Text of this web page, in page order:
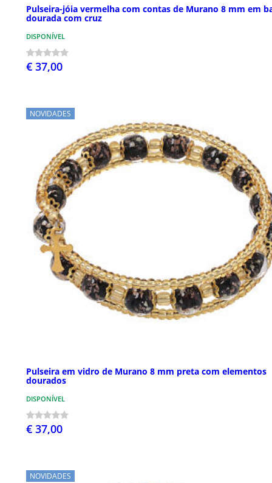
Pulseira-jóia vermelha com contas de Murano 8 mm em
dourada com cruz
DISPONÍVEL
€ 37,00
NOVIDADES
Pulseira em vidro de Murano 8 mm preta com elementos
dourados
DISPONÍVEL
€ 37,00
NOVIDADES